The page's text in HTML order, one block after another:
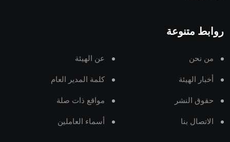
روابط متنوعة
من نحن عن الهيئة
أخبار الهيئة كلمة المدير العام
حقوق النشر مواقع ذات صلة
الاتصال بنا أسماء العاملين